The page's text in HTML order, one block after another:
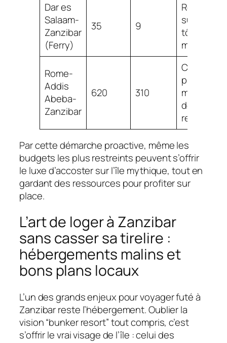
Dar es
Salaam-
Zanzibar
(Ferry)
35 9
Réserver
sur place
tôt le
matin
Rome-
Addis
Abeba-
Zanzibar
620 310
Combiner
plusieurs
moteurs
de
recherche
Par cette démarche proactive, même les
budgets les plus restreints peuvent s’offrir
le luxe d’accoster sur l’île mythique, tout en
gardant des ressources pour profiter sur
place.
L’art de loger à Zanzibar
sans casser sa tirelire :
hébergements malins et
bons plans locaux
L’un des grands enjeux pour voyager futé à
Zanzibar reste l’hébergement. Oublier la
vision “bunker resort” tout compris, c’est
s’offrir le vrai visage de l’île : celui des